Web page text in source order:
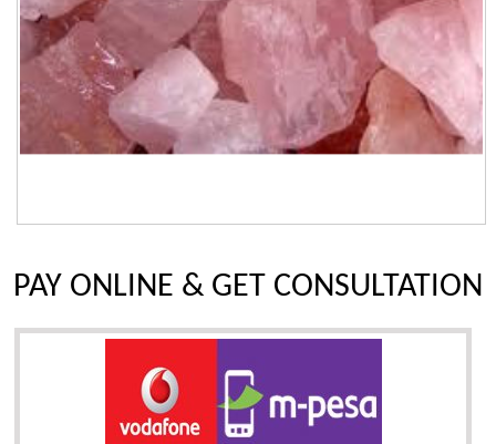
PAY ONLINE & GET CONSULTATION